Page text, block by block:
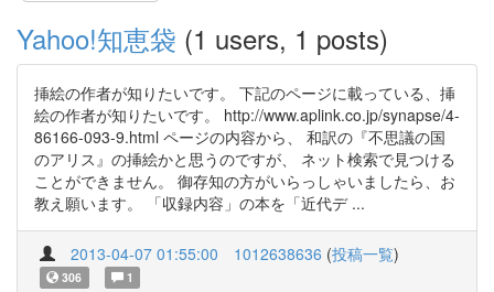
Yahoo!知恵袋 (1 users, 1 posts)
挿絵の作者が知りたいです。 下記のページに載っている、挿
絵の作者が知りたいです。 http://www.aplink.co.jp/synapse/4-
86166-093-9.html ページの内容から、 和訳の『不思議の国
のアリス』の挿絵かと思うのですが、 ネット検索で見つける
ことができません。 御存知の方がいらっしゃいましたら、お
教え願います。 「収録内容」の本を「近代デ ...
2013-04-07 01:55:00 1012638636 (投稿一覧)
306 1